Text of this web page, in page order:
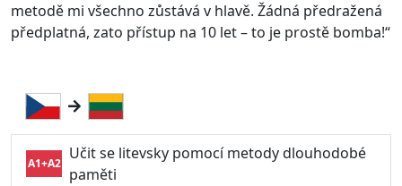
metodě mi všechno zůstává v hlavě. Žádná předražená
předplatná, zato přístup na 10 let – to je prostě bomba!“
A1+A2
Učit se litevsky pomocí metody dlouhodobé
paměti